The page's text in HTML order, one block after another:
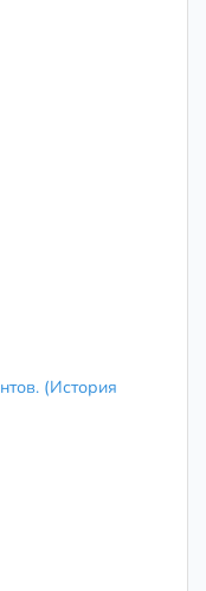
(История